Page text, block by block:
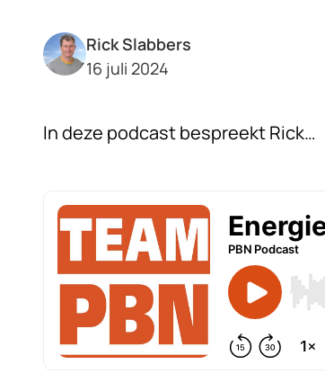
Rick Slabbers
16 juli 2024
In deze podcast bespreekt Rick…